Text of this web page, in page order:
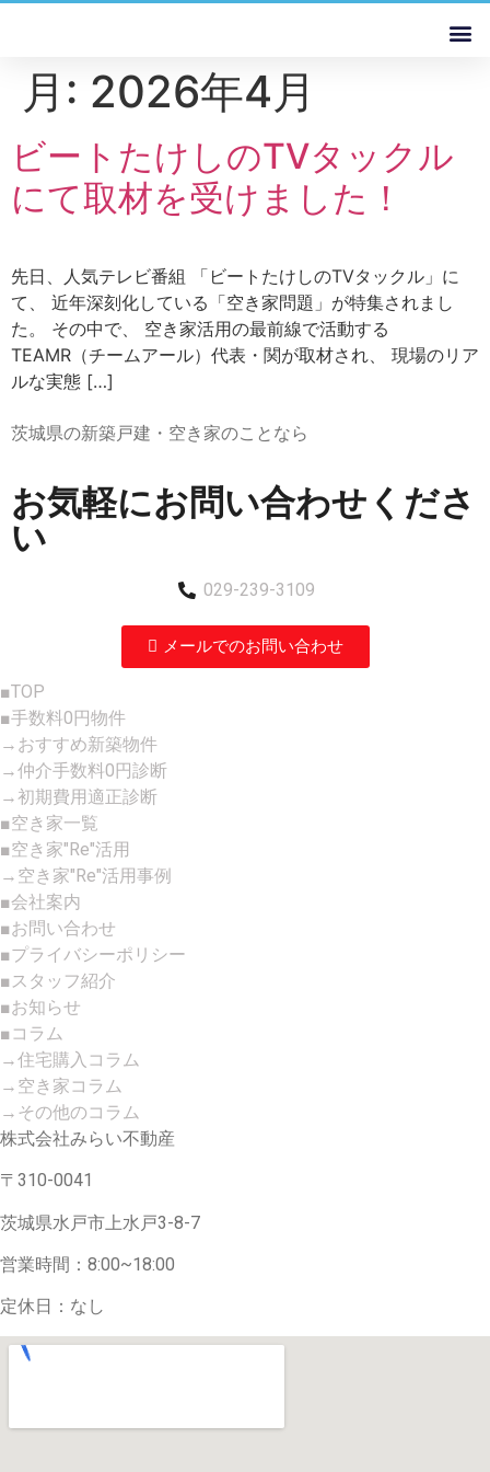
月: 2026年4月
ビートたけしのTVタックル
にて取材を受けました！
先日、人気テレビ番組 「ビートたけしのTVタックル」に
て、 近年深刻化している「空き家問題」が特集されまし
た。 その中で、 空き家活用の最前線で活動する
TEAMR（チームアール）代表・関が取材され、 現場のリア
ルな実態 […]
茨城県の新築戸建・空き家のことなら
お気軽にお問い合わせくださ
い
029-239-3109
メールでのお問い合わせ
■TOP
■手数料0円物件
→おすすめ新築物件
→仲介手数料0円診断
→初期費用適正診断
■空き家一覧
■空き家"Re"活用
→空き家"Re"活用事例
■会社案内
■お問い合わせ
■プライバシーポリシー
■スタッフ紹介
■お知らせ
■コラム
→住宅購入コラム
→空き家コラム
→その他のコラム
株式会社みらい不動産
〒310-0041
茨城県水戸市上水戸3-8-7
営業時間：8:00~18:00
定休日：なし